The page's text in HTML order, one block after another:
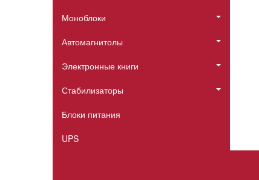
Моноблоки
Автомагнитолы
Электронные книги
Стабилизаторы
Блоки питания
UPS